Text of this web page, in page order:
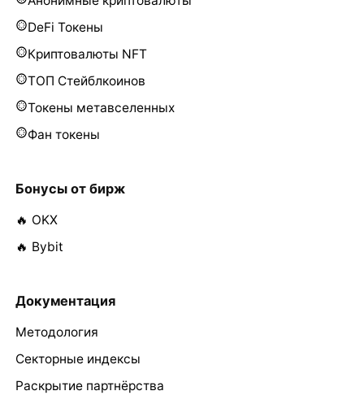
DeFi Токены
Криптовалюты NFT
ТОП Стейблкоинов
Токены метавселенных
Фан токены
Бонусы от бирж
🔥 OKX
🔥 Bybit
Документация
Методология
Секторные индексы
Раскрытие партнёрства